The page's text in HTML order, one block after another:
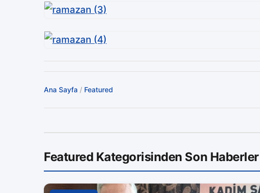
Ana Sayfa / Featured
Featured Kategorisinden Son Haberler